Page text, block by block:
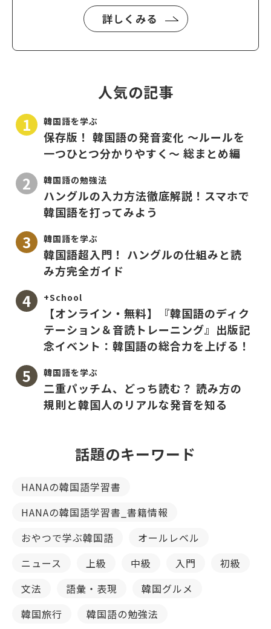
詳しくみる
人気の記事
韓国語を学ぶ
保存版！ 韓国語の発音変化 〜ルールを
一つひとつ分かりやすく〜 総まとめ編
韓国語の勉強法
ハングルの入力方法徹底解説！スマホで
韓国語を打ってみよう
韓国語を学ぶ
韓国語超入門！ ハングルの仕組みと読
み方完全ガイド
+School
【オンライン・無料】『韓国語のディク
テーション＆音読トレーニング』出版記
念イベント：韓国語の総合力を上げる！
韓国語を学ぶ
二重パッチム、どっち読む？ 読み方の
規則と韓国人のリアルな発音を知る
話題のキーワード
HANAの韓国語学習書
HANAの韓国語学習書_書籍情報
おやつで学ぶ韓国語
オールレベル
ニュース
上級 中級 入門
初級
文法
語彙・表現
韓国グルメ
韓国旅行
韓国語の勉強法